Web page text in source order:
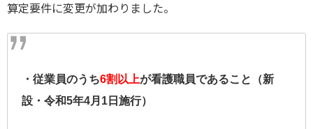
算定要件に変更が加わりました。
・従業員のうち6割以上が看護職員であること（新
設・令和5年4月1日施行）